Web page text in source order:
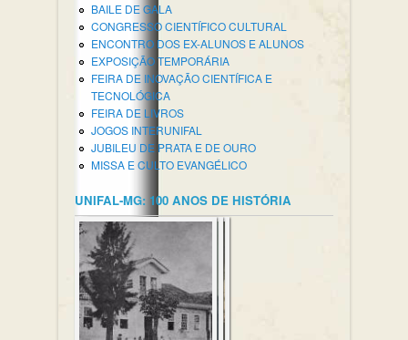
BAILE DE GALA
CONGRESSO CIENTÍFICO CULTURAL
ENCONTRO DOS EX-ALUNOS E ALUNOS
EXPOSIÇÃO TEMPORÁRIA
FEIRA DE INOVAÇÃO CIENTÍFICA E
TECNOLÓGICA
FEIRA DE LIVROS
JOGOS INTERUNIFAL
JUBILEU DE PRATA E DE OURO
MISSA E CULTO EVANGÉLICO
UNIFAL-MG: 100 ANOS DE HISTÓRIA